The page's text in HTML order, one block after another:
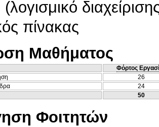
πίνακας
Μαθήματος
Φόρτος
26
24
50
Φοιτητών